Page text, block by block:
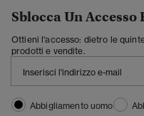
Sblocca Un Accesso
Ottieni l'accesso: dietro le
prodotti e vendite.
Abbigliamento uomo